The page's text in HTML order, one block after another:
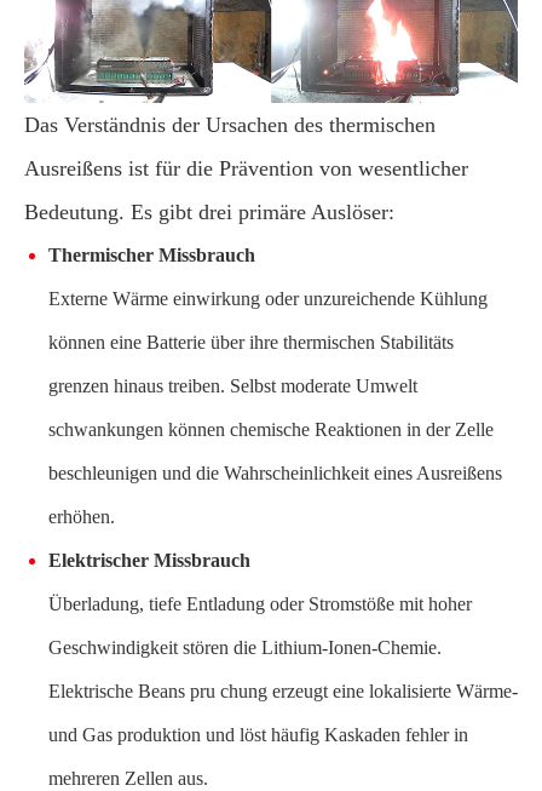
Das Verständnis der Ursachen des thermischen
Ausreißens ist für die Prävention von wesentlicher
Bedeutung. Es gibt drei primäre Auslöser:
Thermischer Missbrauch
Externe Wärme einwirkung oder unzureichende Kühlung
können eine Batterie über ihre thermischen Stabilitäts
grenzen hinaus treiben. Selbst moderate Umwelt
schwankungen können chemische Reaktionen in der Zelle
beschleunigen und die Wahrscheinlichkeit eines Ausreißens
erhöhen.
Elektrischer Missbrauch
Überladung, tiefe Entladung oder Stromstöße mit hoher
Geschwindigkeit stören die Lithium-Ionen-Chemie.
Elektrische Beans pru chung erzeugt eine lokalisierte Wärme-
und Gas produktion und löst häufig Kaskaden fehler in
mehreren Zellen aus.